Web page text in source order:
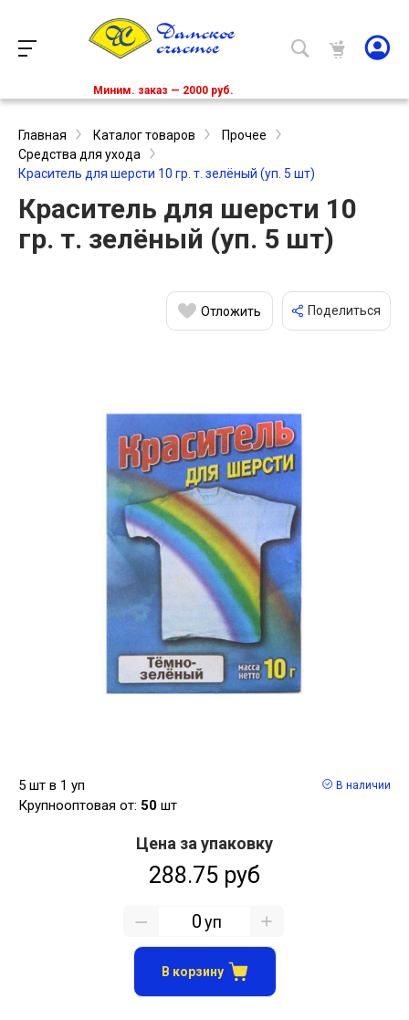
Миним. заказ — 2000 руб.
Главная Каталог товаров
Прочее
Средства для ухода
Краситель для шерсти 10 гр. т. зелёный (уп. 5 шт)
Краситель для шерсти 10
гр. т. зелёный (уп. 5 шт)
Отложить Поделиться
5 шт в 1 уп
Крупнооптовая от: 50 шт
В наличии
Цена за упаковку
288.75 руб
уп
В корзину